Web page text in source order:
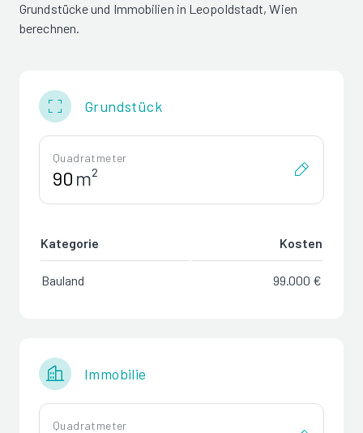
Grundstücke und Immobilien in Leopoldstadt, Wien
berechnen.
Grundstück
Quadratmeter
m²
Kategorie Kosten
Bauland 99.000 €
Immobilie
Quadratmeter